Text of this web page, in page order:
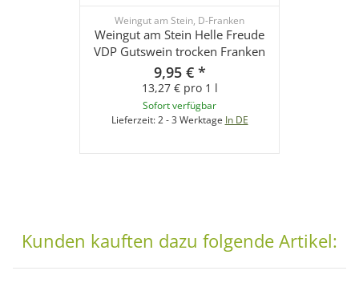
Weingut am Stein, D-Franken
Weingut am Stein Helle Freude
VDP Gutswein trocken Franken
9,95 € *
13,27 € pro 1 l
Sofort verfügbar
Lieferzeit:2 - 3 Werktage In DE
Kunden kauften dazu folgende Artikel: